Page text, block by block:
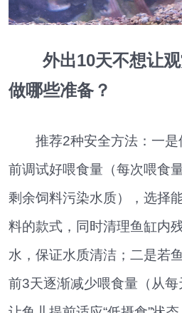
外出10天不想让观
做哪些准备？
推荐2种安全方法：一是
前调试好喂食量（每次喂食
剩余饲料污染水质），选择
料的款式，同时清理鱼缸内
水，保证水质清洁；二是若
前3天逐渐减少喂食量（从每